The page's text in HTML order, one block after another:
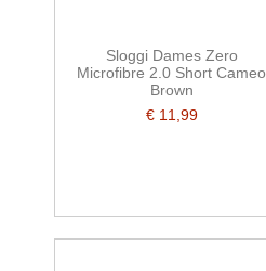
Sloggi Dames Zero
Microfibre 2.0 Short Cameo
Brown
€ 11,99